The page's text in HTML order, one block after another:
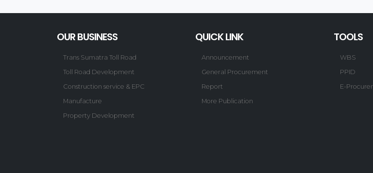
OUR BUSINESS
Trans Sumatra Toll Road
Toll Road Development
Construction service & EPC
Manufacture
Property Development
QUICK LINK
Announcement
General Procurement
Report
More Publication
TOOLS
WBS
PPID
E-